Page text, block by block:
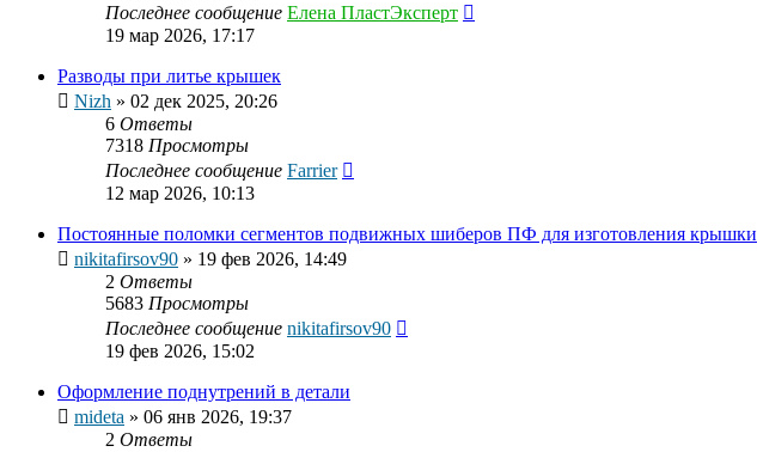
Последнее сообщение Елена ПластЭксперт
19 мар 2026, 17:17
Разводы при литье крышек
Nizh » 02 дек 2025, 20:26
6 Ответы
7318 Просмотры
Последнее сообщение Farrier
12 мар 2026, 10:13
Постоянные поломки сегментов подвижных шиберов ПФ для изготовления крышки
nikitafirsov90 » 19 фев 2026, 14:49
2 Ответы
5683 Просмотры
Последнее сообщение nikitafirsov90
19 фев 2026, 15:02
Оформление поднутрений в детали
mideta » 06 янв 2026, 19:37
2 Ответы